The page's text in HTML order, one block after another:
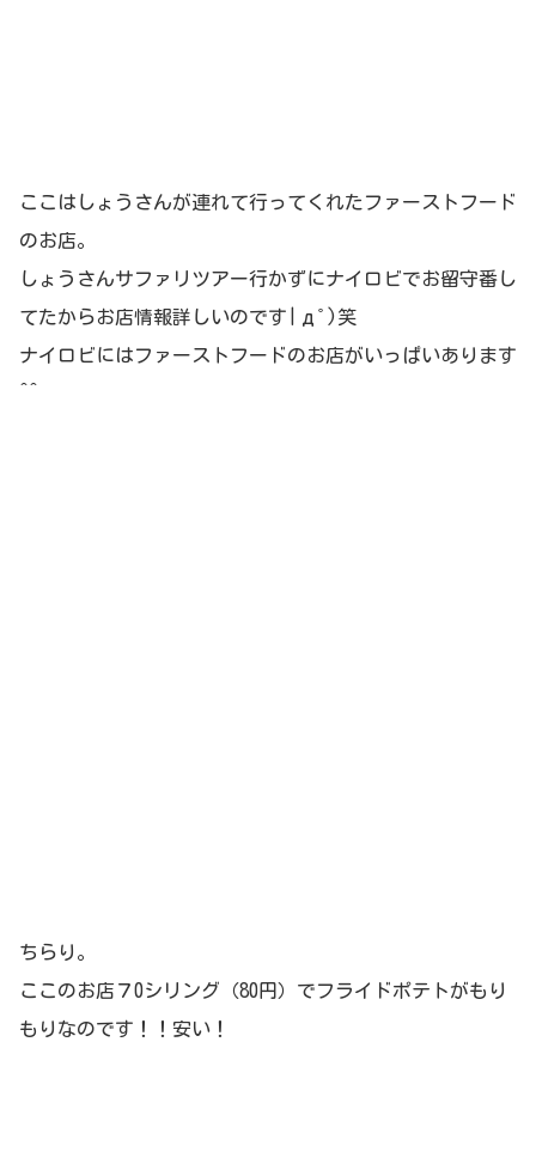
ここはしょうさんが連れて行ってくれたファーストフード
のお店。
しょうさんサファリツアー行かずにナイロビでお留守番し
てたからお店情報詳しいのです|дﾟ)笑
ナイロビにはファーストフードのお店がいっぱいあります
ちらり。
ここのお店７0シリング（80円）でフライドポテトがもり
もりなのです！！安い！